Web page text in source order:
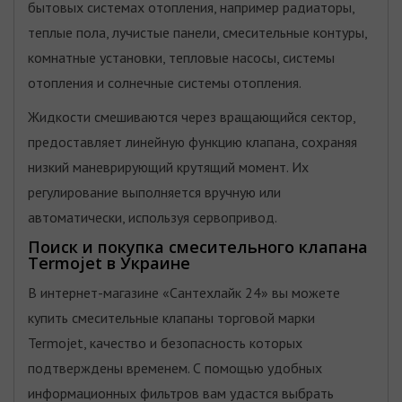
бытовых системах отопления, например радиаторы,
теплые пола, лучистые панели, смесительные контуры,
комнатные установки, тепловые насосы, системы
отопления и солнечные системы отопления.
Жидкости смешиваются через вращающийся сектор,
предоставляет линейную функцию клапана, сохраняя
низкий маневрирующий крутящий момент. Их
регулирование выполняется вручную или
автоматически, используя сервопривод.
Поиск и покупка смесительного клапана
Termojet в Украине
В интернет-магазине «Сантехлайк 24» вы можете
купить смесительные клапаны торговой марки
Termojet, качество и безопасность которых
подтверждены временем. С помощью удобных
информационных фильтров вам удастся выбрать